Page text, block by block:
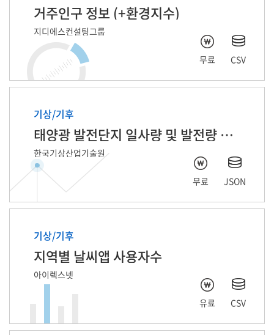
거주인구 정보 (+환경지수)
지디에스컨설팅그룹
무료 CSV
기상/기후
태양광 발전단지 일사량 및 발전량 예측 자료
한국기상산업기술원
무료 JSON
기상/기후
지역별 날씨앱 사용자수
아이렉스넷
유료 CSV